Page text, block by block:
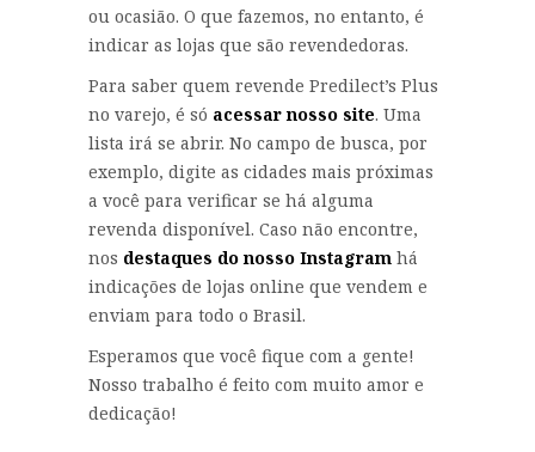
ou ocasião. O que fazemos, no entanto, é
indicar as lojas que são revendedoras.
Para saber quem revende Predilect’s Plus
no varejo, é só acessar nosso site. Uma
lista irá se abrir. No campo de busca, por
exemplo, digite as cidades mais próximas
a você para verificar se há alguma
revenda disponível. Caso não encontre,
nos destaques do nosso Instagram há
indicações de lojas online que vendem e
enviam para todo o Brasil.
Esperamos que você fique com a gente!
Nosso trabalho é feito com muito amor e
dedicação!